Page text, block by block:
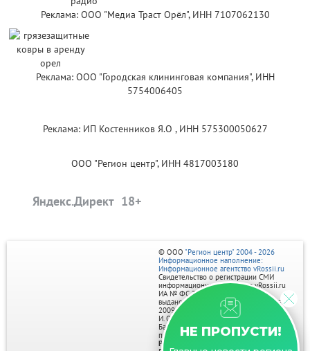
Реклама: ООО "Медиа Траст Орёл", ИНН 7107062130
Реклама: ООО "Городская клининговая компания", ИНН
5754006405
Реклама: ИП Костенников Я.О , ИНН 575300050627
ООО "Регион центр", ИНН 4817003180
Яндекс.Директ
НЕ ПРОПУСТИ!
© ООО "Регион центр" 2004 - 2026
Информационное наполнение:
Информационное агентство vRossii.ru
Свидетельство о регистрации СМИ
информационного агентства vRossii.ru
ИА № ФС 77‑35502
выдано РОСКОМНАДЗОРом 04 марта
2009г.
И. О. Главного редактора Нарыков А. Н.
Баннеры на портале размещаются на
правах рекламы.
Реклама на портале: